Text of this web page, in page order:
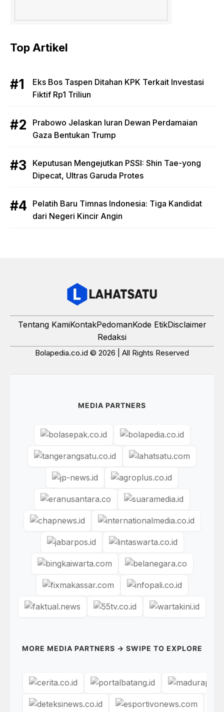
Top Artikel
Eks Bos Taspen Ditahan KPK Terkait Investasi
Fiktif Rp1 Triliun
Prabowo Jelaskan Iuran Dewan Perdamaian
Gaza Bentukan Trump
Keputusan Mengejutkan PSSI: Shin Tae-yong
Dipecat, Ultras Garuda Protes
Pelatih Baru Timnas Indonesia: Tiga Kandidat
dari Negeri Kincir Angin
Tentang KamiKontakPedomanKode EtikDisclaimer
Redaksi
Bolapedia.co.id © 2026 | All Rights Reserved
MEDIA PARTNERS
MORE MEDIA PARTNERS → SWIPE TO EXPLORE